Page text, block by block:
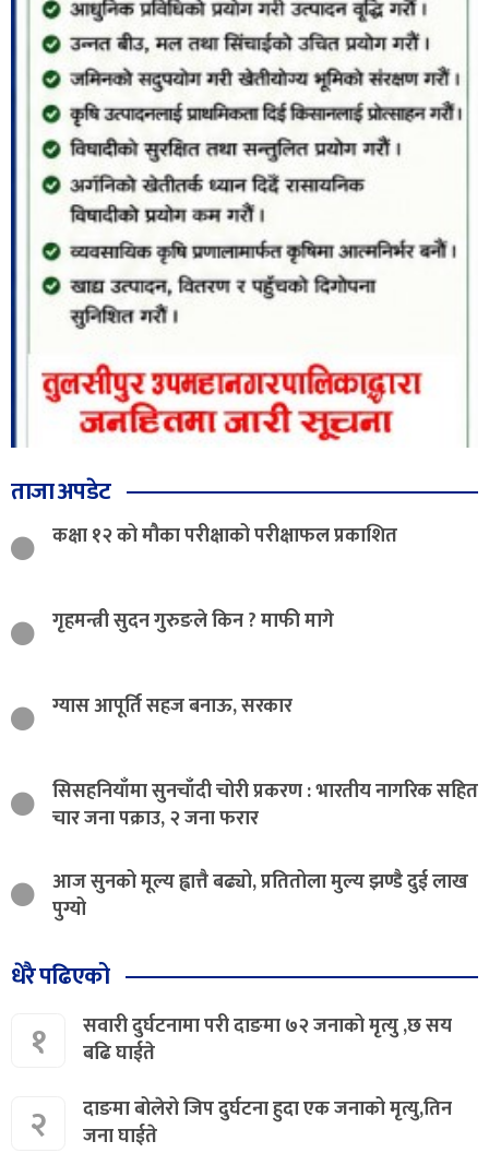
ताजा अपडेट
कक्षा १२ को मौका परीक्षाको परीक्षाफल प्रकाशित
गृहमन्त्री सुदन गुरुङले किन ? माफी मागे
ग्यास आपूर्ति सहज बनाऊ, सरकार
सिसहनियाँमा सुनचाँदी चोरी प्रकरण : भारतीय नागरिक सहित
चार जना पक्राउ, २ जना फरार
आज सुनको मूल्य ह्वात्तै बढ्यो, प्रतितोला मुल्य झण्डै दुई लाख
पुग्यो
धेरै पढिएको
१
सवारी दुर्घटनामा परी दाङमा ७२ जनाको मृत्यु ,छ सय
बढि घाईते
२
दाङमा बोलेरो जिप दुर्घटना हुदा एक जनाको मृत्यु,तिन
जना घाईते